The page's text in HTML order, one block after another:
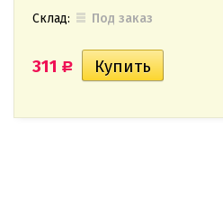
Склад: Под заказ
311 Р